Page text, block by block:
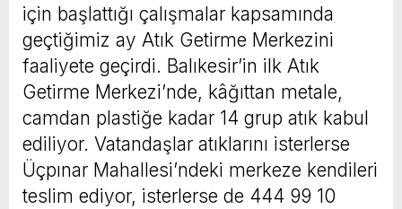
için başlattığı çalışmalar kapsamında
geçtiğimiz ay Atık Getirme Merkezini
faaliyete geçirdi. Balıkesir’in ilk Atık
Getirme Merkezi’nde, kâğıttan metale,
camdan plastiğe kadar 14 grup atık kabul
ediliyor. Vatandaşlar atıklarını isterlerse
Üçpınar Mahallesi’ndeki merkeze kendileri
teslim ediyor, isterlerse de 444 99 10